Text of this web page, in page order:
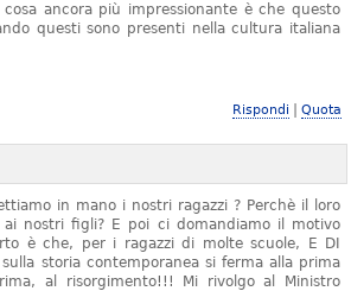
ancora più impressionante è che questo
questi sono presenti nella cultura italiana
Rispondi Quota
in mano i nostri ragazzi ? Perchè il loro
nostri figli? E poi ci domandiamo il motivo
è che, per i ragazzi di molte scuole, E DI
sulla storia contemporanea si ferma alla prima
al risorgimento!!! Mi rivolgo al Ministro